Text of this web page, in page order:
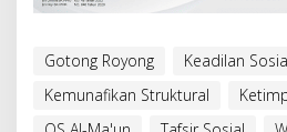
Gotong Royong
Keadilan
Kemunafikan Struktural